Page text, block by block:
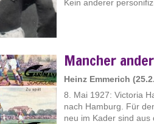
Kein anderer
Mancher
Heinz Emmerich
8. Mai 1927: Victoria
nach Hamburg. Für
neu im Kader sind